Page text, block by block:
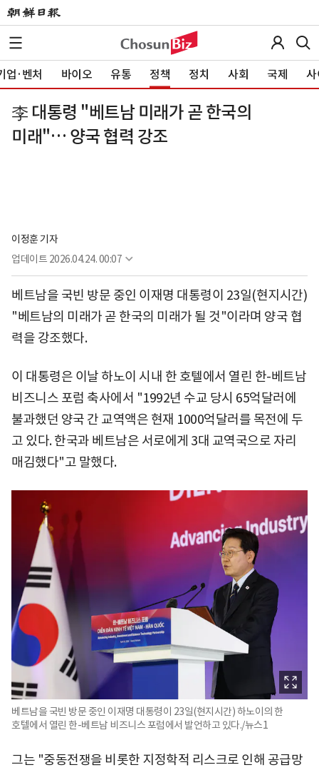
업·벤처 바이오 유통 정책 정치 사회 국제 사
李 대통령 "베트남 미래가 곧 한국의
미래"… 양국 협력 강조
이정훈 기자
업데이트 2026.04.24. 00:07
베트남을 국빈 방문 중인 이재명 대통령이 23일(현지시간)
"베트남의 미래가 곧 한국의 미래가 될 것"이라며 양국 협
력을 강조했다.
이 대통령은 이날 하노이 시내 한 호텔에서 열린 한-베트남
비즈니스 포럼 축사에서 "1992년 수교 당시 65억달러에
불과했던 양국 간 교역액은 현재 1000억달러를 목전에 두
고 있다. 한국과 베트남은 서로에게 3대 교역국으로 자리
매김했다"고 말했다.
베트남을 국빈 방문 중인 이재명 대통령이 23일(현지시간) 하노이의 한
호텔에서 열린 한-베트남 비즈니스 포럼에서 발언하고 있다./뉴스1
그는 "중동전쟁을 비롯한 지정학적 리스크로 인해 공급망